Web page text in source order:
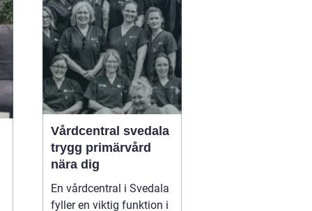
avståndet kä...
Vårdcentral svedala
trygg primärvård
nära dig
En vårdcentral i Svedala
fyller en viktig funktion i